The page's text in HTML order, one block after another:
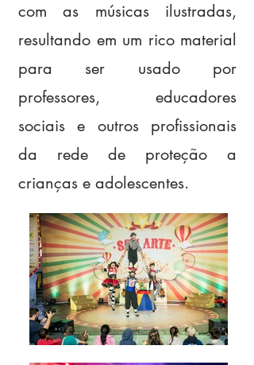
com as músicas ilustradas,
resultando em um rico material
para ser usado por
professores, educadores
sociais e outros profissionais
da rede de proteção a
crianças e adolescentes.